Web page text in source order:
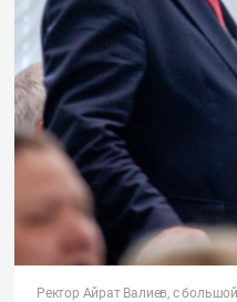
Ректор Айрат Валиев, с